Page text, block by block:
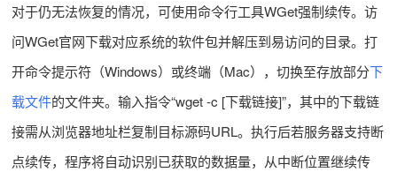
对于仍无法恢复的情况，可使用命令行工具WGet强制续传。访
问WGet官网下载对应系统的软件包并解压到易访问的目录。打
开命令提示符（Windows）或终端（Mac），切换至存放部分下
载文件的文件夹。输入指令“wget -c [下载链接]”，其中的下载链
接需从浏览器地址栏复制目标源码URL。执行后若服务器支持断
点续传，程序将自动识别已获取的数据量，从中断位置继续传